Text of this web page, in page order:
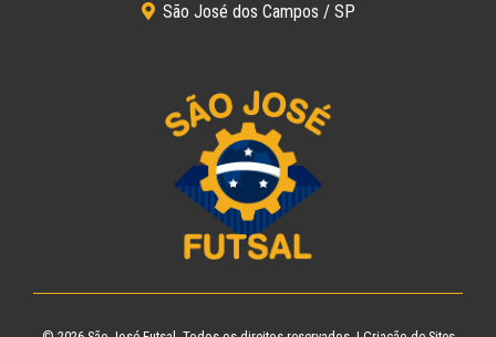
São José dos Campos / SP